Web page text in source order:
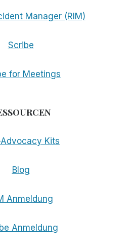
Manager (RIM)
Scribe
for Meetings
Kits
Blog
Anmeldung
Anmeldung